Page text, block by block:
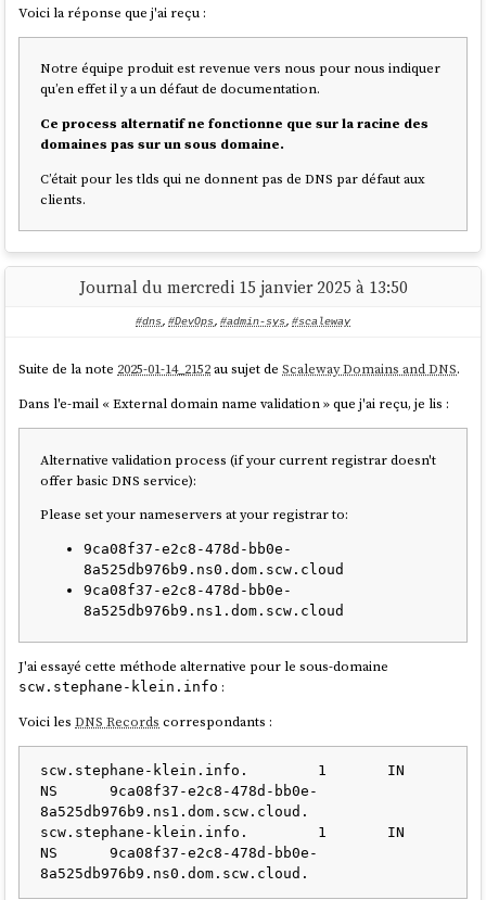
Les échanges par e-mail avec
D'après la vidéo "
Les noms de domaine pour se réapproprier
Internet
", en juin 2024, LeBureau.coop
déclarait avoir 300 clients, 60
sociétaires et 65 000 € de financement.
J'aimerais bien savoir où en est le projet en mars 2025 🤔.
Certaines personnes vont me poser les questions suivantes « Pourquoi
tu te compliques la vie avec
LeBureau.coop
? Pourquoi ne pas acheter
souhaite expérimenter d'autres modèles que le modèleVenture
, grosses entreprises, etc. En partie à cause du phénomène "
L'été dernier, j'ai testésocial.coop
et à présent, c'est au tour de
Cette expérience sera peut-être un échec, mais pour le moment, je
d'autres projets decoopératives.
Voici la réponse que j'ai reçu :
Notre équipe produit est revenue vers nous pour nous indiquer
qu’en effet il y a un défaut de documentation.
Ce process alternatif ne fonctionne que sur la racine des
domaines pas sur un sous domaine.
C’était pour les tlds qui ne donnent pas de DNS par défaut aux
clients.
Journal du mercredi 15 janvier 2025 à 13:50
#dns, #DevOps, #admin-sys, #scaleway
Suite de la note 2025-01-14_2152au sujet deScaleway Domains and DNS.
Dans l'e-mail « External domain name validation » que j'ai reçu, je lis :
Alternative validation process (if your current registrar doesn't
offer basic DNS service):
Please set your nameservers at your registrar to:
9ca08f37-e2c8-478d-bb0e-
8a525db976b9.ns0.dom.scw.cloud
9ca08f37-e2c8-478d-bb0e-
8a525db976b9.ns1.dom.scw.cloud
J'ai essayé cette méthode alternative pour le sous-domaine
scw.stephane-klein.info :
Voici lesDNS Records correspondants :
scw.stephane-klein.info.	1	IN
NS	9ca08f37-e2c8-478d-bb0e-
8a525db976b9.ns1.dom.scw.cloud.
scw.stephane-klein.info.	1	IN
NS	9ca08f37-e2c8-478d-bb0e-